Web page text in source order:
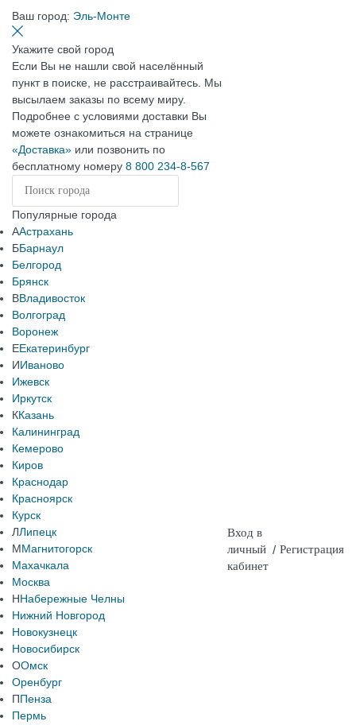
Ваш город: Эль-Монте
Укажите свой город
Если Вы не нашли свой населённый
пункт в поиске, не расстраивайтесь. Мы
высылаем заказы по всему миру.
Подробнее с условиями доставки Вы
можете ознакомиться на странице
«Доставка» или позвонить по
бесплатному номеру 8 800 234-8-567
Популярные города
ААстрахань
ББарнаул
Белгород
Брянск
ВВладивосток
Волгоград
Воронеж
ЕЕкатеринбург
ИИваново
Ижевск
Иркутск
ККазань
Калининград
Кемерово
Киров
Краснодар
Красноярск
Курск
ЛЛипецк
ММагнитогорск
Махачкала
Москва
ННабережные Челны
Нижний Новгород
Новокузнецк
Новосибирск
ООмск
Оренбург
ППенза
Пермь
Вход в
личный
кабинет
/ Регистрация